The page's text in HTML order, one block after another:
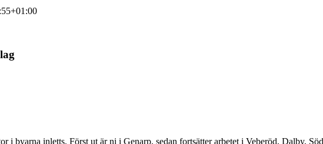
i byarna inletts. Först ut är ni i Genarp, sedan fortsätter arbetet i Veberöd, Dalby,